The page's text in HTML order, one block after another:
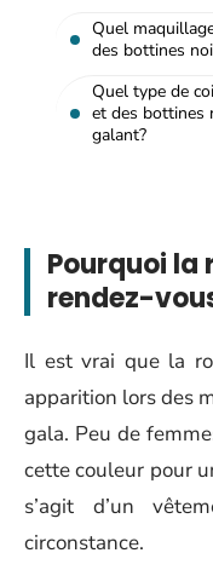
Quel
des bottines
Quel type de
et des bottines
galant?
Pourquoi la
rendez-
Il est vrai que la
apparition lors des
gala. Peu de
cette couleur pour
s’agit d’un
circonstance.